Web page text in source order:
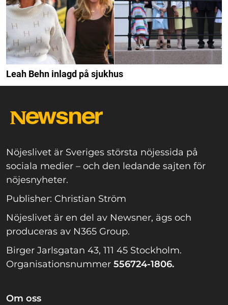
Leah Behn inlagd på sjukhus
Nöjeslivet är Sveriges största nöjessida på
sociala medier – och den ledande sajten för
nöjesnyheter.
Publisher: Christian Ström
Nöjeslivet är en del av Newsner, ägs och
produceras av N365 Group.
Birger Jarlsgatan 43, 111 45 Stockholm.
Organisationsnummer 556724-1806.
Om oss